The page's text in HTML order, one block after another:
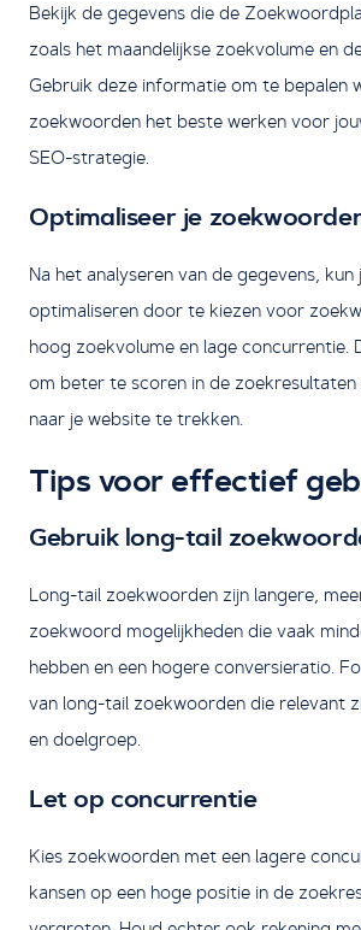
Bekijk de gegevens die de
zoals het maandelijkse zoekvolume en
Gebruik deze informatie om te bepalen
zoekwoorden het beste werken voor
SEO-strategie.
Optimaliseer je
Na het analyseren van de gegevens,
optimaliseren door te kiezen voor
hoog zoekvolume en lage concurrentie.
om beter te scoren in de
naar je website te trekken.
Tips voor effectief
Gebruik long-tail
Long-tail zoekwoorden zijn langere,
zoekwoord mogelijkheden die vaak
hebben en een hogere conversieratio.
van long-tail zoekwoorden die relevant
en doelgroep.
Let op concurrentie
Kies zoekwoorden met een lagere
kansen op een hoge positie in de